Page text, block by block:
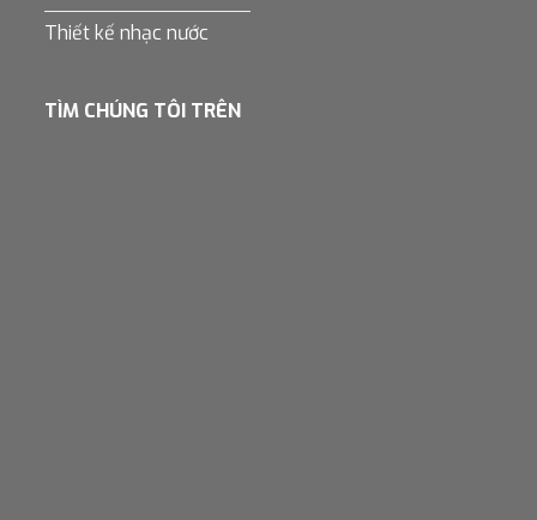
Thiết kế nhạc nước
TÌM CHÚNG TÔI TRÊN